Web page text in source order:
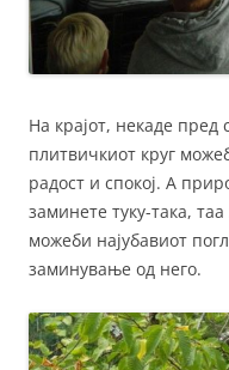
На крајот, некаде
плитвичкиот круг
радост и спокој. А
заминете туку-така,
можеби најубавиот
заминување од него.